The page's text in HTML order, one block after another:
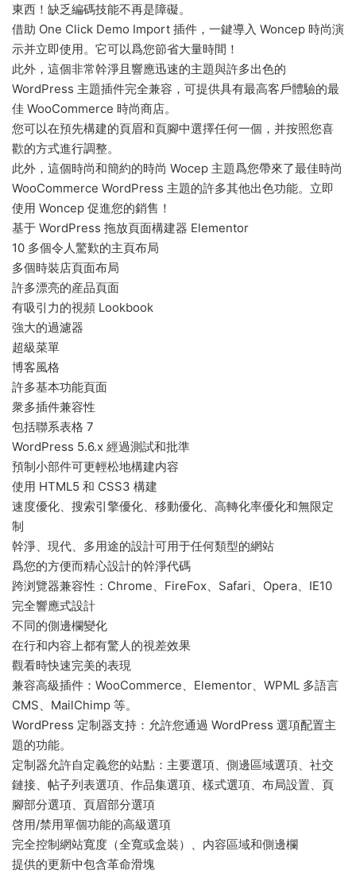
東西！缺乏編碼技能不再是障礙。
借助 One Click Demo Import 插件，一鍵導入 Woncep 時尚演
示并立即使用。它可以爲您節省大量時間！
此外，這個非常幹淨且響應迅速的主題與許多出色的
WordPress 主題插件完全兼容，可提供具有最高客戶體驗的最
佳 WooCommerce 時尚商店。
您可以在預先構建的頁眉和頁腳中選擇任何一個，并按照您喜
歡的方式進行調整。
此外，這個時尚和簡約的時尚 Wocep 主題爲您帶來了最佳時尚
WooCommerce WordPress 主題的許多其他出色功能。立即
使用 Woncep 促進您的銷售！
基于 WordPress 拖放頁面構建器 Elementor
10 多個令人驚歎的主頁布局
多個時裝店頁面布局
許多漂亮的産品頁面
有吸引力的視頻 Lookbook
強大的過濾器
超級菜單
博客風格
許多基本功能頁面
衆多插件兼容性
包括聯系表格 7
WordPress 5.6.x 經過測試和批準
預制小部件可更輕松地構建内容
使用 HTML5 和 CSS3 構建
速度優化、搜索引擎優化、移動優化、高轉化率優化和無限定
制
幹淨、現代、多用途的設計可用于任何類型的網站
爲您的方便而精心設計的幹淨代碼
跨浏覽器兼容性：Chrome、FireFox、Safari、Opera、IE10
完全響應式設計
不同的側邊欄變化
在行和内容上都有驚人的視差效果
觀看時快速完美的表現
兼容高級插件：WooCommerce、Elementor、WPML 多語言
CMS、MailChimp 等。
WordPress 定制器支持：允許您通過 WordPress 選項配置主
題的功能。
定制器允許自定義您的站點：主要選項、側邊區域選項、社交
鏈接、帖子列表選項、作品集選項、樣式選項、布局設置、頁
腳部分選項、頁眉部分選項
啓用/禁用單個功能的高級選項
完全控制網站寬度（全寬或盒裝）、内容區域和側邊欄
提供的更新中包含革命滑塊